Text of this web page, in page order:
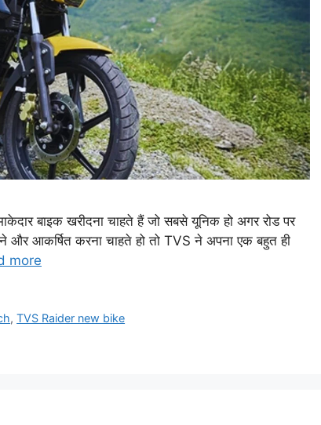
बाइक खरीदना चाहते हैं जो सबसे यूनिक हो अगर रोड पर
और आकर्षित करना चाहते हो तो TVS ने अपना एक बहुत ही
more
,TVS Raider new bike